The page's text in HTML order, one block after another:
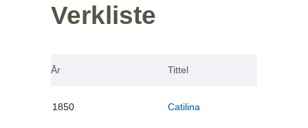
Verkliste
År Tittel
1850 Catilina